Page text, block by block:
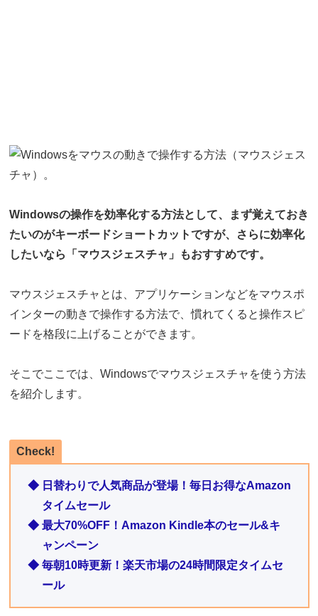
Windowsの操作を効率化する方法として、まず覚えておき
たいのがキーボードショートカットですが、さらに効率化
したいなら「マウスジェスチャ」もおすすめです。
マウスジェスチャとは、アプリケーションなどをマウスポ
インターの動きで操作する方法で、慣れてくると操作スピ
ードを格段に上げることができます。
そこでここでは、Windowsでマウスジェスチャを使う方法
を紹介します。
Check!
◆ 日替わりで人気商品が登場！毎日お得なAmazon
タイムセール
◆ 最大70%OFF！Amazon Kindle本のセール&キ
ャンペーン
◆ 毎朝10時更新！楽天市場の24時間限定タイムセ
ール